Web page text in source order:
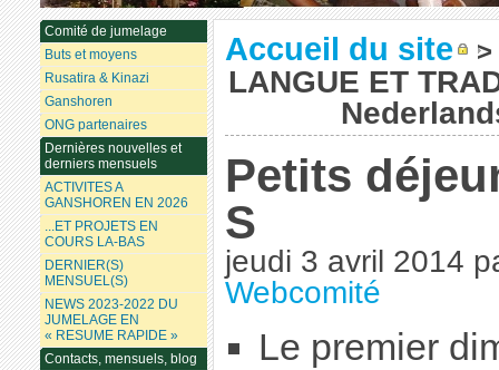
Accueil du site >
LANGUE ET
Petits
S
jeudi 3 avril 2014
Webcomité
Le premier
Comité de jumelage
Buts et moyens
Rusatira & Kinazi
Ganshoren
ONG partenaires
Dernières nouvelles et
derniers mensuels
ACTIVITES A
GANSHOREN EN 2026
...ET PROJETS EN
COURS LA-BAS
DERNIER(S)
MENSUEL(S)
NEWS 2023-2022 DU
JUMELAGE EN
« RESUME RAPIDE »
Contacts, mensuels, blog